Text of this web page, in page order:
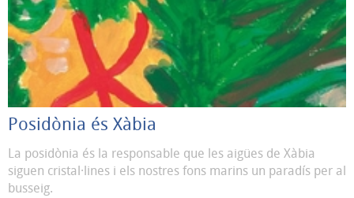
Posidònia és Xàbia
La posidònia és la responsable que les aigües de Xàbia
siguen cristal·lines i els nostres fons marins un paradís per al
busseig.